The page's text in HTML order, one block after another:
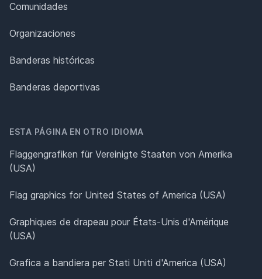
Comunidades
Organizaciones
Banderas históricas
Banderas deportivas
ESTA PÁGINA EN OTRO IDIOMA
Flaggengrafiken für Vereinigte Staaten von Amerika
(USA)
Flag graphics for United States of America (USA)
Graphiques de drapeau pour États-Unis d'Amérique
(USA)
Grafica a bandiera per Stati Uniti d'America (USA)